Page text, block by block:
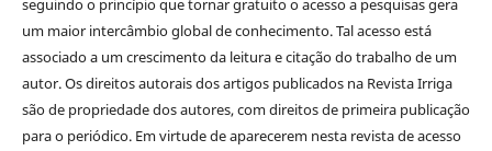
seguindo o princípio que tornar gratuito o acesso a pesquisas gera
um maior intercâmbio global de conhecimento. Tal acesso está
associado a um crescimento da leitura e citação do trabalho de um
autor. Os direitos autorais dos artigos publicados na Revista Irriga
são de propriedade dos autores, com direitos de primeira publicação
para o periódico. Em virtude de aparecerem nesta revista de acesso